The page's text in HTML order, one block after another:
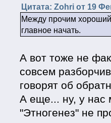
Цитата: Zohri от 19
Между прочим хороший
главное начать.
А вот тоже не
совсем
говорят об
А еще... ну, у нас
"Этногенез" не